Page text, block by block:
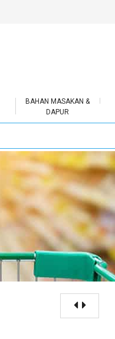
BAHAN MASAKAN &
DAPUR